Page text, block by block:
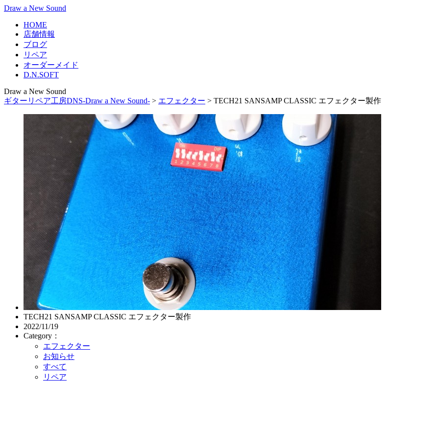
Draw a New Sound
HOME
店舗情報
ブログ
リペア
オーダーメイド
D.N.SOFT
Draw a New Sound
ギターリペア工房DNS-Draw a New Sound- > エフェクター > TECH21 SANSAMP CLASSIC エフェクター製作
TECH21 SANSAMP CLASSIC エフェクター製作
2022/11/19
Category：
エフェクター
お知らせ
すべて
リペア